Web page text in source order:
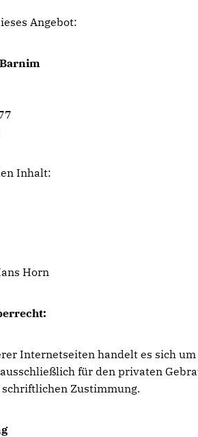
Angebot:
Inhalt:
Horn
Internetseiten handelt es sich
für den privaten
schriftlichen Zustimmung.